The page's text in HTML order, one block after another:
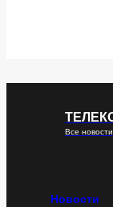
Все
Новости